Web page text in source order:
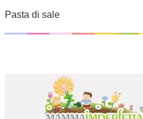
Pasta di sale